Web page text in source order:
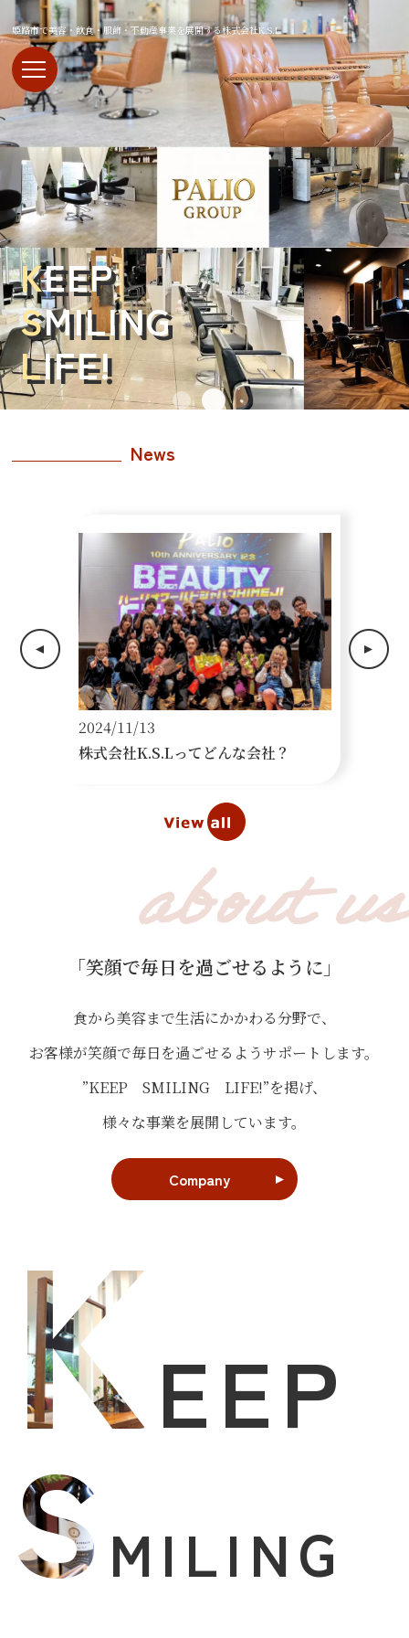
姫路市で美容・飲食・服飾・不動産事業を展開する株式会社K.S.L
KEEP
SMILING
LIFE!
News
2024/11/13
株式会社K.S.Lってどんな会社？
「笑顔で毎日を過ごせるように」
about us
食から美容まで生活にかかわる分野で、
お客様が笑顔で毎日を過ごせるようサポートします。
”KEEP SMILING LIFE!”を掲げ、
様々な事業を展開しています。
Company
KEEP
S MILING